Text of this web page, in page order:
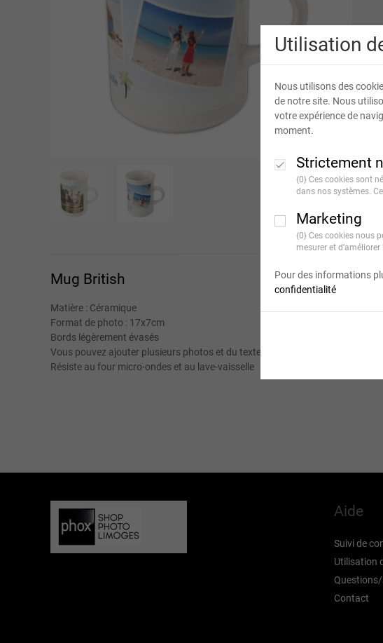
Utilisation
Nous utilisons des
de notre site. Nous
votre expérience de
moment.
Strictement
{0} Ces cookies sont
dans nos systèmes.
Marketing
{0} Ces cookies nous
mesurer et
Pour des informations
confidentialité
Mug British
Matière : Céramique
Format de photo : 17x7cm
Bords légèrement évasés
Vous pouvez ajouter plusieurs photos et du texte
Résiste au four micro-ondes et au lave-vaisselle
Aide
Suivi de
Utilisation
Contact